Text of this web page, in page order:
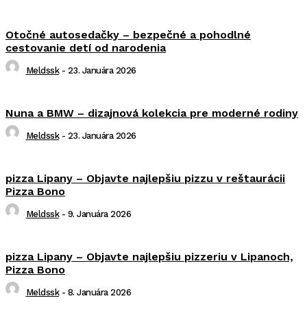
Otočné autosedačky – bezpečné a pohodlné
cestovanie detí od narodenia
Meldssk - 23. Januára 2026
Nuna a BMW – dizajnová kolekcia pre moderné rodiny
Meldssk - 23. Januára 2026
pizza Lipany – Objavte najlepšiu pizzu v reštaurácii
Pizza Bono
Meldssk - 9. Januára 2026
pizza Lipany – Objavte najlepšiu pizzeriu v Lipanoch,
Pizza Bono
Meldssk - 8. Januára 2026